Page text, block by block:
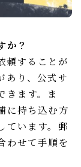
か？
頼することが
あり、公式サ
きます。ま
に持ち込む方
ています。郵
わせて手順を